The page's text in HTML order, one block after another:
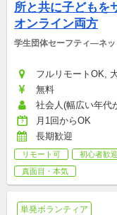
所と共に子どもを
オンライン両方
学生団体セーフティ―ネッ
フルリモートOK,
無料
社会人(幅広い年代
月1回からOK
長期歓迎
リモート可 初心者歓迎
真面目・本気
単発ボランティア